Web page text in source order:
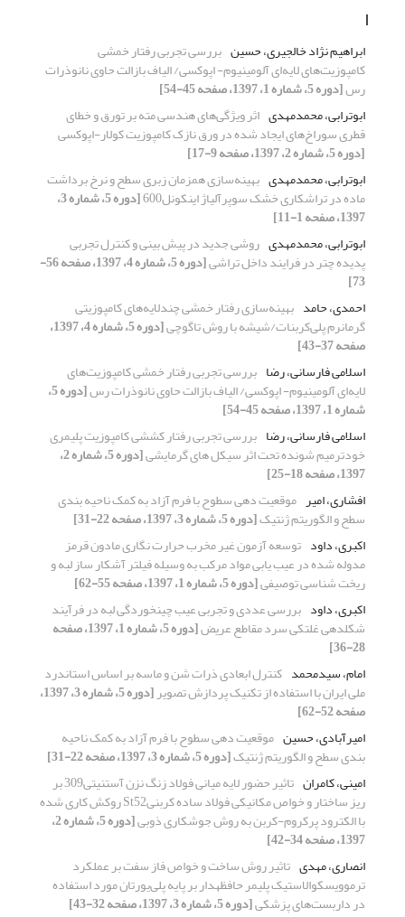
ا
ابراهیم نژاد خالجیری، حسین بررسی تجربی رفتار خمشی
کامپوزیت‌های لایه‌ای آلومینیوم- اپوکسی/ الیاف بازالت حاوی نانوذرات
رس[دوره 5، شماره 1، 1397، صفحه 45-54]
ابوترابی، محمدمهدی اثر ویژگی‌های هندسی مته بر تورق و خطای
قطری سوراخ‌های ایجاد شده در ورق نازک کامپوزیت کولار-اپوکسی
[دوره 5، شماره 2، 1397، صفحه 9-17]
ابوترابی، محمدمهدی بهینه‌سازی همزمان زبری سطح و نرخ برداشت
ماده در تراشکاری خشک سوپرآلیاژ اینکونل600 [دوره 5، شماره 3،
1397، صفحه 1-11]
ابوترابی، محمدمهدی روشی جدید در پیش‏ بینی و کنترل تجربی
پدیده چتر در فرایند داخل‏ تراشی [دوره 5، شماره 4، 1397، صفحه 56-
73]
احمدی، حامد بهینه‌سازی رفتار خمشی چندلایه‌های کامپوزیتی
گرمانرم پلی‌کربنات/شیشه با روش تاگوچی [دوره 5، شماره 4، 1397،
صفحه 37-43]
اسلامی فارسانی، رضا بررسی تجربی رفتار خمشی کامپوزیت‌های
لایه‌ای آلومینیوم- اپوکسی/ الیاف بازالت حاوی نانوذرات رس [دوره 5،
شماره 1، 1397، صفحه 45-54]
اسلامی فارسانی، رضا بررسی تجربی رفتار کششی کامپوزیت پلیمری
خودترمیم شونده تحت اثر سیکل های گرمایشی [دوره 5، شماره 2،
1397، صفحه 18-25]
افشاری، امیر موقعیت دهی سطوح با فرم آزاد به کمک ناحیه بندی
سطح و الگوریتم ژنتیک[دوره 5، شماره 3، 1397، صفحه 22-31]
اکبری، داود توسعه آزمون غیر مخرب حرارت نگاری مادون قرمز
مدوله شده در عیب یابی مواد مرکب به وسیله فیلتر آشکار ساز لبه و
ریخت شناسی توصیفی[دوره 5، شماره 1، 1397، صفحه 55-62]
اکبری، داود
بررسی عددی و تجربی عیب چین‎خوردگی لبه در فرآیند
شکل‎دهی غلتکی سرد مقاطع عریض [دوره 5، شماره 1، 1397، صفحه
28-36]
امام، سیدمحمد کنترل ابعادی ذرات شن و ماسه بر اساس استاندرد
ملی ایران با استفاده از تکنیک پردازش تصویر [دوره 5، شماره 3، 1397،
صفحه 52-62]
امیرآبادی، حسین موقعیت دهی سطوح با فرم آزاد به کمک ناحیه
بندی سطح و الگوریتم ژنتیک[دوره 5، شماره 3، 1397، صفحه 22-31]
امینی، کامران
تاثیر حضور لایه میانی فولاد زنگ نزن آستنیتی309 بر
ریز ساختار و خواص مکانیکی فولاد ساده کربنیSt52 روکش کاری شده
با الکترود پرکروم-کربن به روش جوشکاری ذوبی [دوره 5، شماره 2،
1397، صفحه 34-42]
انصاری، مهدی تاثیر روش ساخت و خواص فاز سفت بر عملکرد
ترموویسکوالاستیک پلیمر حافظه‎‍دار بر پایه پلی‌یورتان مورد استفاده
در داربست‌های پزشکی[دوره 5، شماره 3، 1397، صفحه 32-43]